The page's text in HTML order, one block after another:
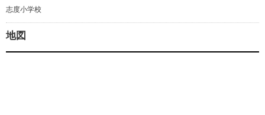
志度小学校
地図